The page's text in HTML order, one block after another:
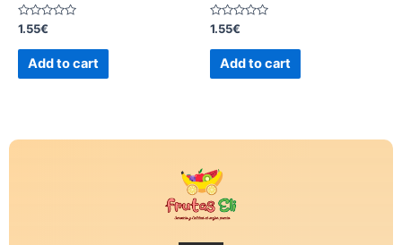
Rated
out
1.55€
Add to cart
Rated
out
1.55€
Add to cart